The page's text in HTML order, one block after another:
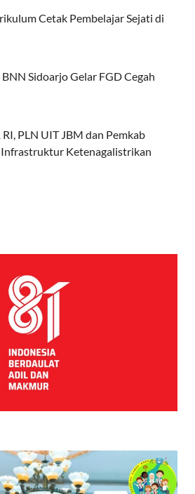
Cetak Pembelajar Sejati di
Sidoarjo Gelar FGD Cegah
PLN UIT JBM dan Pemkab
Infrastruktur Ketenagalistrikan